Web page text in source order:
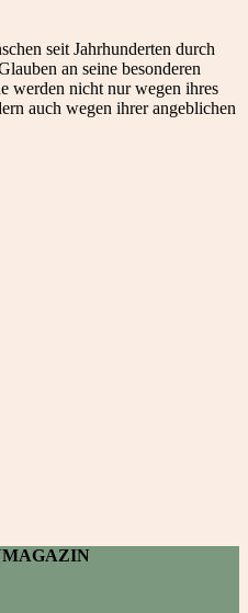
seit Jahrhunderten durch
an seine besonderen
werden nicht nur wegen ihres
auch wegen ihrer angeblichen